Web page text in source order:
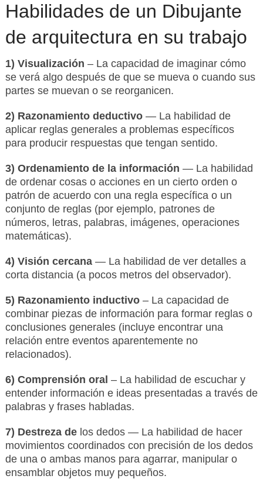
Habilidades de un Dibujante
de arquitectura en su trabajo
1) Visualización – La capacidad de imaginar cómo
se verá algo después de que se mueva o cuando sus
partes se muevan o se reorganicen.
2) Razonamiento deductivo— La habilidad de
aplicar reglas generales a problemas específicos
para producir respuestas que tengan sentido.
3) Ordenamiento de la información — La habilidad
de ordenar cosas o acciones en un cierto orden o
patrón de acuerdo con una regla específica o un
conjunto de reglas (por ejemplo, patrones de
números, letras, palabras, imágenes, operaciones
matemáticas).
4) Visión cercana— La habilidad de ver detalles a
corta distancia (a pocos metros del observador).
5) Razonamiento inductivo– La capacidad de
combinar piezas de información para formar reglas o
conclusiones generales (incluye encontrar una
relación entre eventos aparentemente no
relacionados).
6) Comprensión oral – La habilidad de escuchar y
entender información e ideas presentadas a través de
palabras y frases habladas.
7) Destreza de los dedos — La habilidad de hacer
movimientos coordinados con precisión de los dedos
de una o ambas manos para agarrar, manipular o
ensamblar objetos muy pequeños.